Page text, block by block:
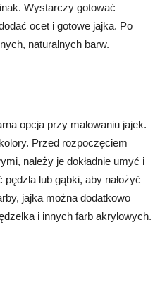
Wystarczy gotować
ocet i gotowe jajka. Po
naturalnych barw.
opcja przy malowaniu jajek.
Przed rozpoczęciem
należy je dokładnie umyć i
lub gąbki, aby nałożyć
jajka można dodatkowo
i innych farb akrylowych.